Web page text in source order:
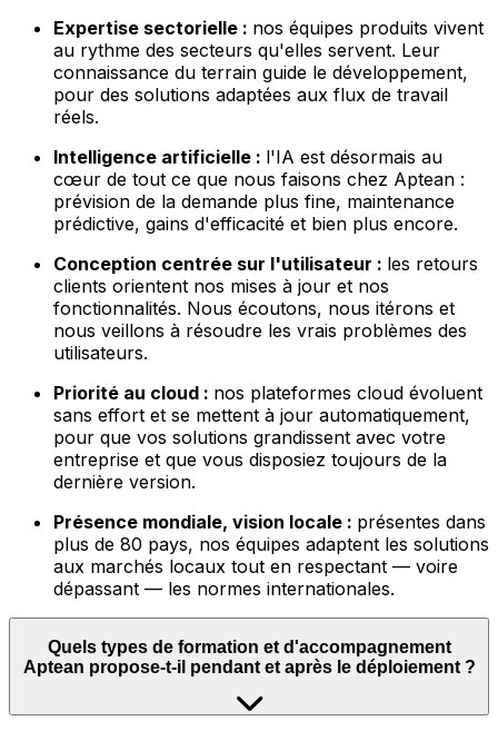
Expertise sectorielle : nos équipes produits vivent
au rythme des secteurs qu'elles servent. Leur
connaissance du terrain guide le développement,
pour des solutions adaptées aux flux de travail
réels.
Intelligence artificielle : l'IA est désormais au
cœur de tout ce que nous faisons chez Aptean :
prévision de la demande plus fine, maintenance
prédictive, gains d'efficacité et bien plus encore.
Conception centrée sur l'utilisateur : les retours
clients orientent nos mises à jour et nos
fonctionnalités. Nous écoutons, nous itérons et
nous veillons à résoudre les vrais problèmes des
utilisateurs.
Priorité au cloud : nos plateformes cloud évoluent
sans effort et se mettent à jour automatiquement,
pour que vos solutions grandissent avec votre
entreprise et que vous disposiez toujours de la
dernière version.
Présence mondiale, vision locale : présentes dans
plus de 80 pays, nos équipes adaptent les solutions
aux marchés locaux tout en respectant — voire
dépassant — les normes internationales.
Quels types de formation et d'accompagnement
Aptean propose-t-il pendant et après le déploiement ?